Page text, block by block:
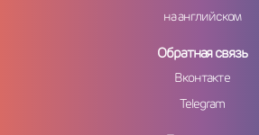
на английском
Обратная связь
Вконтакте
Telegram